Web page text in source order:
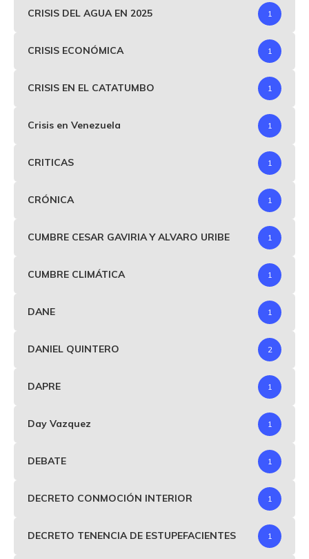
CRISIS DEL AGUA EN 2025 1
CRISIS ECONÓMICA 1
CRISIS EN EL CATATUMBO 1
Crisis en Venezuela 1
CRITICAS 1
CRÓNICA 1
CUMBRE CESAR GAVIRIA Y ALVARO URIBE 1
CUMBRE CLIMÁTICA 1
DANE 1
DANIEL QUINTERO 2
DAPRE 1
Day Vazquez 1
DEBATE 1
DECRETO CONMOCIÓN INTERIOR 1
DECRETO TENENCIA DE ESTUPEFACIENTES 1